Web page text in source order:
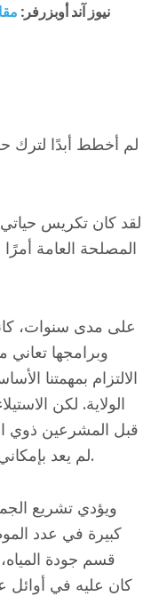
نيوز آند أوبزرفر:
لم أخطط أبدًا لترك
لقد كان تكريس حياتي
المصلحة العامة
على مدى سنوات،
وبرامجها
الالتزام بمهمتنا
الولاية. لكن
قبل المشرعين ذوي
لم يعد بإمكاني أن أسجل بضمير مرتاح أنني أستطيع التمسك بالتزامي بحماية البيئة.
ويؤدي تشريع
كبيرة في عدد